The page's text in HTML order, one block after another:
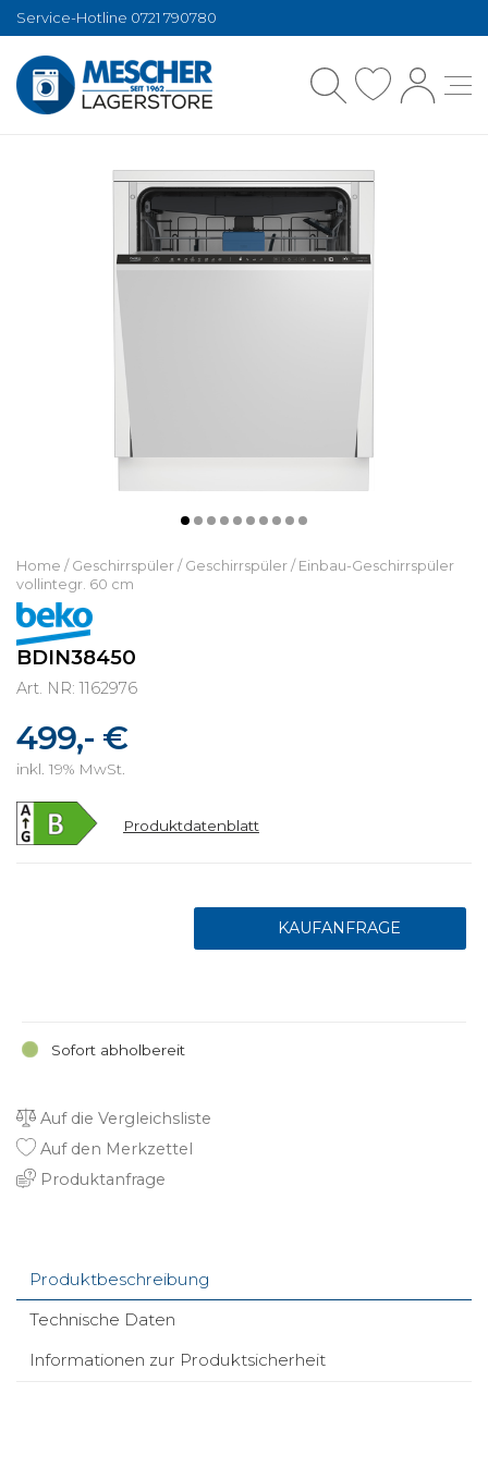
Service-Hotline 0721 790780
Home / Geschirrspüler / Geschirrspüler / Einbau-Geschirrspüler
vollintegr. 60 cm
BDIN38450
Art. NR: 1162976
499,- €
inkl. 19% MwSt.
Produktdatenblatt
Sofort abholbereit
Auf die Vergleichsliste
Auf den Merkzettel
Produktanfrage
Produktbeschreibung
Technische Daten
Informationen zur Produktsicherheit